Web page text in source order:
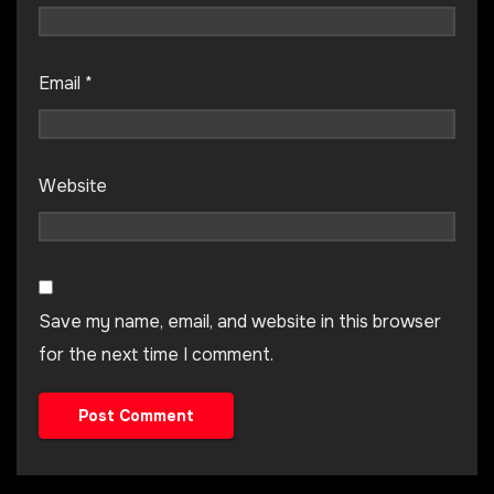
Email *
Website
Save my name, email, and website in this browser
for the next time I comment.